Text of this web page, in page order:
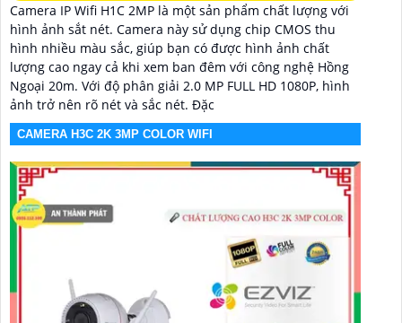
Camera IP Wifi H1C 2MP là một sản phẩm chất lượng với
hình ảnh sắt nét. Camera này sử dụng chip CMOS thu
hình nhiều màu sắc, giúp bạn có được hình ảnh chất
lượng cao ngay cả khi xem ban đêm với công nghệ Hồng
Ngoại 20m. Với độ phân giải 2.0 MP FULL HD 1080P, hình
ảnh trở nên rõ nét và sắc nét. Đặc
CAMERA H3C 2K 3MP COLOR WIFI